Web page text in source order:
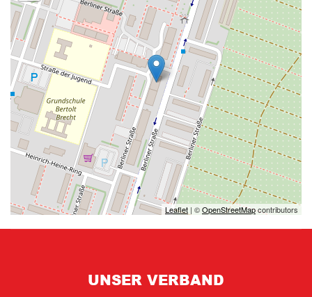
Leaflet | ©OpenStreetMapcontributors
UNSER VERBAND